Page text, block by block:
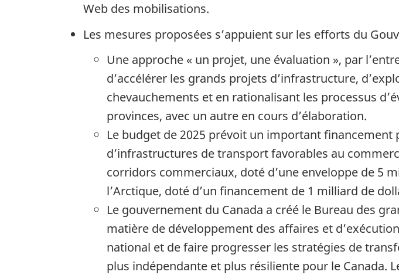
Web des mobilisations.
Les mesures proposées s’appuient sur les efforts du
Une approche « un projet, une évaluation », par
d’accélérer les grands projets d’infrastructure,
chevauchements et en rationalisant les processus
provinces, avec un autre en cours d’élaboration.
Le budget de 2025 prévoit un important
d’infrastructures de transport favorables au
corridors commerciaux, doté d’une enveloppe de 5
l’Arctique, doté d’un financement de 1 milliard de
Le gouvernement du Canada a créé le Bureau des
matière de développement des affaires et
national et de faire progresser les stratégies de
plus indépendante et plus résiliente pour le Canada.